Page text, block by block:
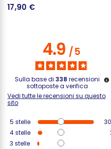
17,90 €
4.9/5
Sulla base di 338 recensioni
sottoposte a verifica
Vedi tutte le recensioni su questo
sito
5 stelle
4stelle
3 stelle